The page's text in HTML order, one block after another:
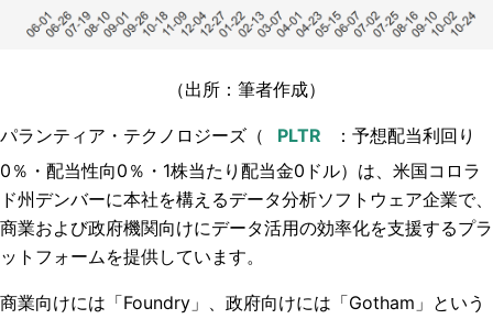
（出所：筆者作成）
パランティア・テクノロジーズ（
：予想配当利回り
0 ％・配当性向0 ％・ 1株当たり配当金0 ドル）は、 米国コロラ
ド州デンバーに本社を構えるデータ分析ソフトウェア企業で、
商業および政府機関向けにデータ活用の効率化を支援するプラ
ットフォームを提供しています。
商業向けには「Foundry」、政府向けには「Gotham」という